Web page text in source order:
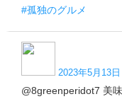
#孤独のグルメ
2023年5月13
@8greenperidot7 美